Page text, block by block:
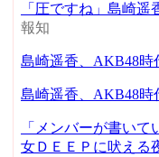
「圧ですね」島崎
報知
島崎遥香、AKB48時
島崎遥香、AKB48時
「メンバーが書い
女ＤＥＥＰに吠える